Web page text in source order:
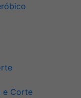
e Corte